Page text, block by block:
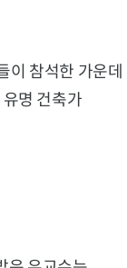
참석한 가운데
명 건축가